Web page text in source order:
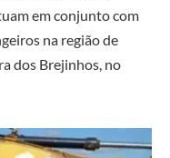
em conjunto com
na região de
dos Brejinhos, no